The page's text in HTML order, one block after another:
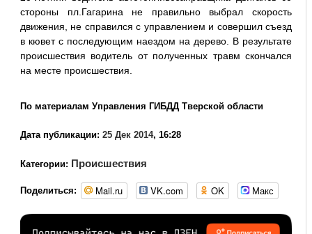
стороны пл.Гагарина не правильно выбрал скорость
движения, не справился с управлением и совершил съезд
в кювет с последующим наездом на дерево. В результате
происшествия водитель от полученных травм скончался
на месте происшествия.
По материалам Управления ГИБДД Тверской области
Дата публикации: 25 Дек 2014, 16:28
Категории: Происшествия
Поделиться: Mail.ru VK.com OK Макс